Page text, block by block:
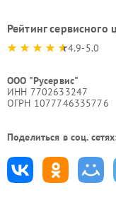
Рейтинг сервисного
4.9-5.0
ООО "Русервис"
ИНН 7702633247
ОГРН 1077746335776
Поделиться в соц.